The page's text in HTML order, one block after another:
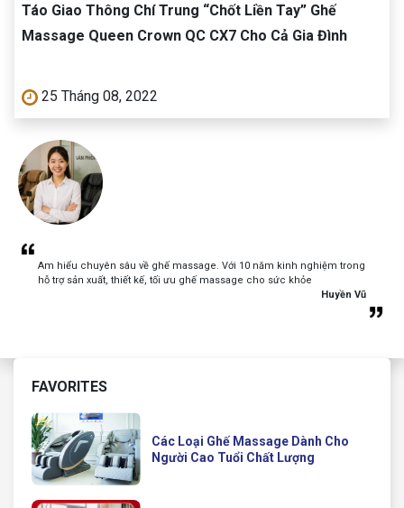
Táo Giao Thông Chí Trung “Chốt Liền Tay” Ghế
Massage Queen Crown QC CX7 Cho Cả Gia Đình
25 Tháng 08, 2022
Am hiểu chuyên sâu về ghế massage. Với 10 năm kinh nghiệm trong
hỗ trợ sản xuất, thiết kế, tối ưu ghế massage cho sức khỏe
Huyền Vũ
FAVORITES
Các Loại Ghế Massage Dành Cho
Người Cao Tuổi Chất Lượng